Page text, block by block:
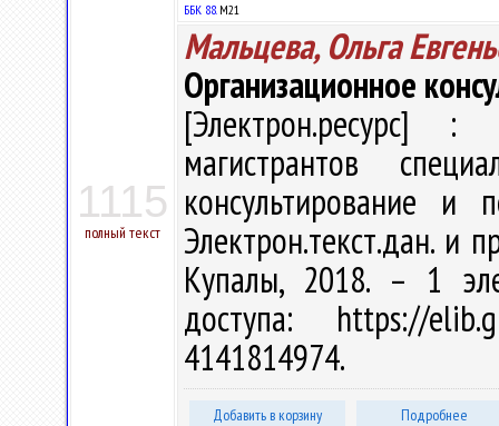
1115
полный текст
ББК 88.М21
Мальцева, Ольга
Организационное
[Электрон.ресурс] :
магистрантов
консультирование
Электрон.текст.дан. и
Купалы, 2018. – 1
доступа: https://
4141814974.
Добавить в корзину Подробнее